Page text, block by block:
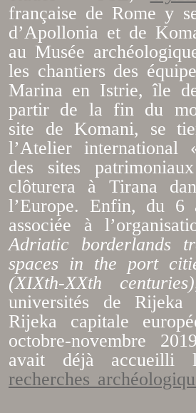
française de Rome y
d’Apollonia et de
au Musée
les chantiers des
Marina en Istrie, île
partir de la fin du
site de Komani, se
l’Atelier international
des sites
clôturera à Tirana
l’Europe. Enfin, du 6
associée à
Adriatic borderlands
spaces in the port
(XIXth-XXth centuries)
universités de
Rijeka capitale
octobre-novembre
avait déjà accueilli
recherches